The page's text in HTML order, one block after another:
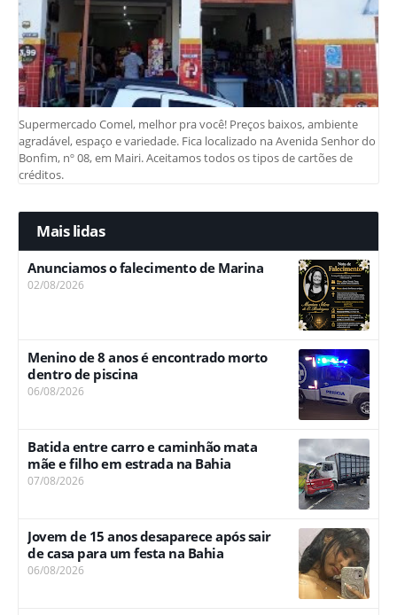
Supermercado Comel, melhor pra você! Preços baixos, ambiente
agradável, espaço e variedade. Fica localizado na Avenida Senhor do
Bonfim, nº 08, em Mairi. Aceitamos todos os tipos de cartões de
créditos.
Mais lidas
Anunciamos o falecimento de Marina
02/08/2026
Menino de 8 anos é encontrado morto
dentro de piscina
06/08/2026
Batida entre carro e caminhão mata
mãe e filho em estrada na Bahia
07/08/2026
Jovem de 15 anos desaparece após sair
de casa para um festa na Bahia
06/08/2026